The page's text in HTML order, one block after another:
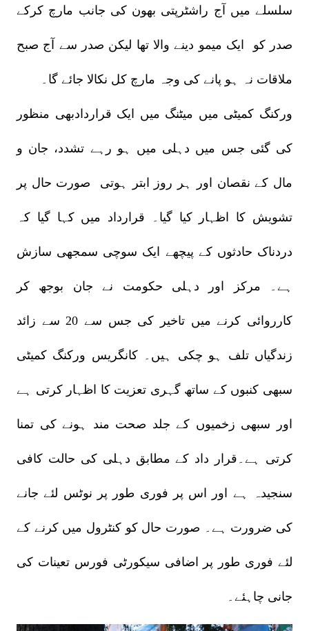
سلسلے میں آج راشٹرپتی بھون کی جانب مارچ کرکے
صدر کو ایک میمو دینے والا تھا لیکن صدر سے آج صبح
ملاقات نہ ہو پانے کی وجہ مارچ کل نکالا جائے گا۔
ورکنگ کمیٹی میں میٹنگ میں ایک قراردادبھی منظور
کی گئی جس میں دہلی میں ہو رہے تشدد، جان و
مال کے نقصان اور ہر روز ابتر ہوتی صورت حال پر
تشویش کا اظہار کیا گیا۔ قرارداد میں کہا گیا کہ
دردناک حادثوں کے پیچھے ایک سوچی سمجھی سازش
ہے۔ مرکز اور دہلی حکومت نے جان بوجھ کر
کارروائی کرنے میں تاخیر کی جس سے 20 سے زائد
زندگیاں تلف ہو چکی ہیں۔ کانگریس ورکنگ کمیٹی
سبھی کنبوں کے ساتھ گہری تعزیت کا اظہار کرتی ہے
اور سبھی زخمیوں کے جلد صحت مند ہونے کی تمنا
کرتی ہے۔قرار داد کے مطابق دہلی کی حالت کافی
سنجیدہ ہے اور اس پر فوری طور پر نوٹس لئے جانے
کی ضرورت ہے۔ صورت حال کو کنٹرول میں کرنے کے
لئے فوری طور پر اضافی سیکورٹی فورس تعینات کی
جانی چاہئے۔